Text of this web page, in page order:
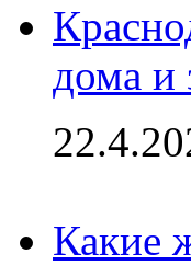
дома и
Какие